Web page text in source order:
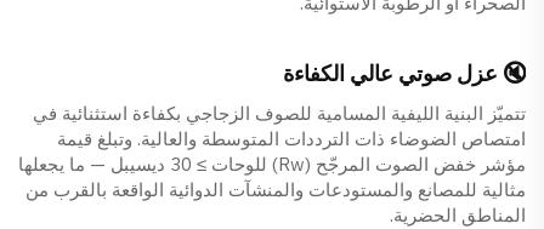
🔇 عزل صوتي عالي الكفاءة
تتميّز البنية الليفية المسامية للصوف الزجاجي بكفاءة استثنائية في
امتصاص الضوضاء ذات الترددات المتوسطة والعالية. وتبلغ قيمة
مؤشر خفض الصوت المرجّح (Rw) للوحات ≥ 30 ديسيبل — ما يجعلها
مثالية للمصانع والمستودعات والمنشآت الدوائية الواقعة بالقرب من
المناطق الحضرية.